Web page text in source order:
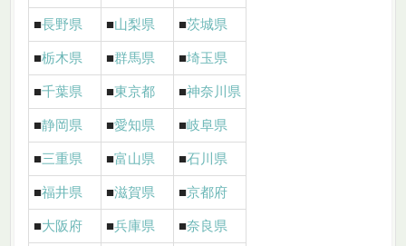
■長野県 ■山梨県 ■茨城県
■栃木県 ■群馬県 ■埼玉県
■千葉県 ■東京都 ■神奈川県
■静岡県 ■愛知県 ■岐阜県
■三重県 ■富山県 ■石川県
■福井県 ■滋賀県 ■京都府
■大阪府 ■兵庫県 ■奈良県